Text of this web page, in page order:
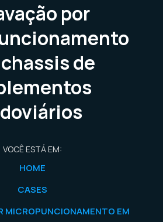
por
de
VOCÊ ESTÁ EM:
HOME
CASES
MICROPUNCIONAMENTO EM